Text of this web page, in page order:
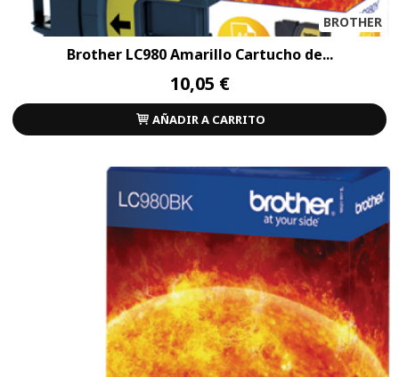
BROTHER
Brother LC980 Amarillo Cartucho de...
10,05 €
AÑADIR A CARRITO